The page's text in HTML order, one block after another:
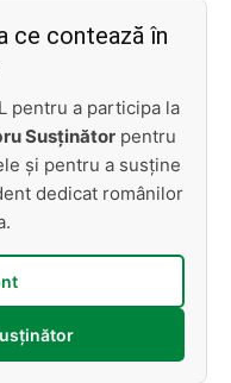
ce contează în
pentru a participa la
Susținător pentru
și pentru a susține
dedicat românilor